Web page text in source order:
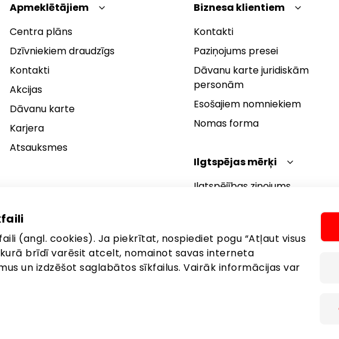
(angl. cookies). Ja piekrītat, nospiediet pogu “Atļaut visus
brīdī varēsit atcelt, nomainot savas interneta
un izdzēšot saglabātos sīkfailus. Vairāk informācijas var
Apmeklētājiem
Centra plāns
Dzīvniekiem draudzīgs
Kontakti
Akcijas
Dāvanu karte
Karjera
Atsauksmes
Biznesa klientiem
Kontakti
Paziņojums presei
Dāvanu karte juridiskām
personām
Esošajiem nomniekiem
Nomas forma
Ilgtspējas mērķi
Ilgtspējības ziņojums